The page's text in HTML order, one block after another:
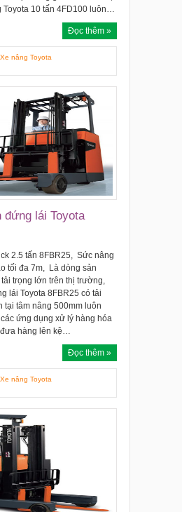
Toyota 10 tấn 4FD100 luôn…
Đọc thêm »
Xe nâng Toyota
đứng lái Toyota
2.5 tấn 8FBR25, Sức nâng
tối đa 7m, Là dòng sản
trọng lớn trên thị trường,
lái Toyota 8FBR25 có tải
tại tâm nâng 500mm luôn
ứng dụng xử lý hàng hóa
hàng lên kệ…
Đọc thêm »
Xe nâng Toyota